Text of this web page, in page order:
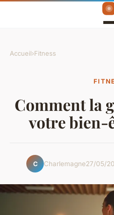
Accueil›Fitness
Comment la
votre bien-
C Charlemagne27/05/